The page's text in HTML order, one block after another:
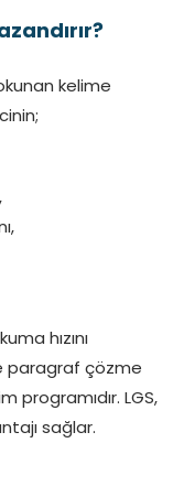
kelime
hızını
paragraf çözme
programıdır. LGS,
sağlar.